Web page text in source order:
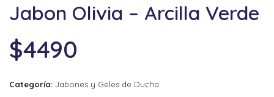
Jabon Olivia – Arcilla Verde
$4490
Categoría: Jabones y Geles de Ducha